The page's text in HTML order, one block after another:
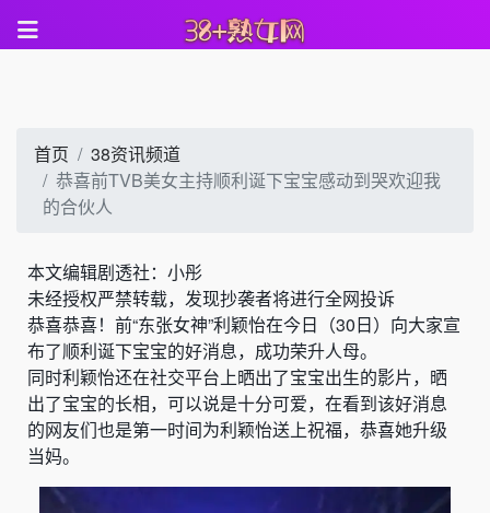
首页
38资讯频道
恭喜前TVB美女主持顺利诞下宝宝感动到哭欢迎我
的合伙人
本文编辑剧透社：小彤
未经授权严禁转载，发现抄袭者将进行全网投诉
恭喜恭喜！前“东张女神”利颖怡在今日（30日）向大家宣
布了顺利诞下宝宝的好消息，成功荣升人母。
同时利颖怡还在社交平台上晒出了宝宝出生的影片，晒
出了宝宝的长相，可以说是十分可爱，在看到该好消息
的网友们也是第一时间为利颖怡送上祝福，恭喜她升级
当妈。